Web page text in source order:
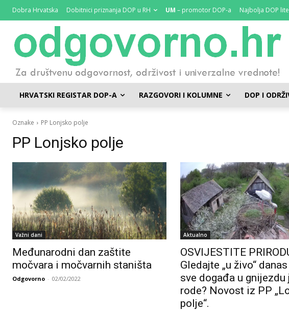
Dobra Hrvatska Dobitnici priznanja DOP u RH UM – promotor DOP-a Najbolja DOP
HRVATSKI REGISTAR DOP-A RAZGOVORI I KOLUMNE DOP I
Oznake PP Lonjsko polje
PP Lonjsko polje
Važni dani
Međunarodni dan zaštite
močvara i močvarnih staništa
Odgovorno - 02/02/2022
Aktualno
OSVIJESTITE
Gledajte „u živo“
sve događa u gnijezdu
rode? Novost iz PP
polje“.